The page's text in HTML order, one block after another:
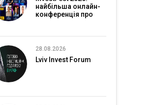
найбільша онлайн-
конференція про
28.08.2026
Lviv Invest Forum